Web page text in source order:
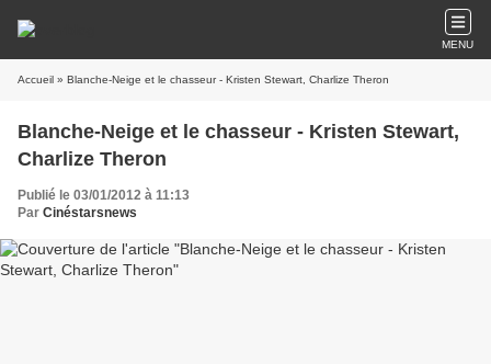
MENU
Accueil » Blanche-Neige et le chasseur - Kristen Stewart, Charlize Theron
Blanche-Neige et le chasseur - Kristen Stewart,
Charlize Theron
Publié le 03/01/2012 à 11:13
Par Cinéstarsnews